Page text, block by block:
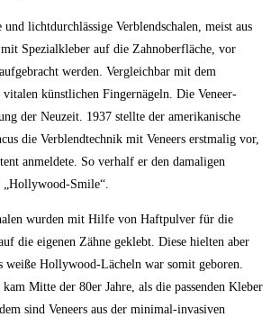
und lichtdurchlässige Verblendschalen, meist aus
Spezialkleber auf die Zahnoberfläche, vor
werden. Vergleichbar mit dem
künstlichen Fingernägeln. Die Veneer-
der Neuzeit. 1937 stellte der amerikanische
die Verblendtechnik mit Veneers erstmalig vor,
anmeldete. So verhalf er den damaligen
Smile“.
wurden mit Hilfe von Haftpulver für die
die eigenen Zähne geklebt. Diese hielten aber
weiße Hollywood-Lächeln war somit geboren.
Mitte der 80er Jahre, als die passenden Kleber
sind Veneers aus der minimal-invasiven